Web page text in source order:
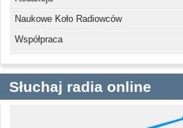
Naukowe Koło Radiowców
Współpraca
Słuchaj radia online